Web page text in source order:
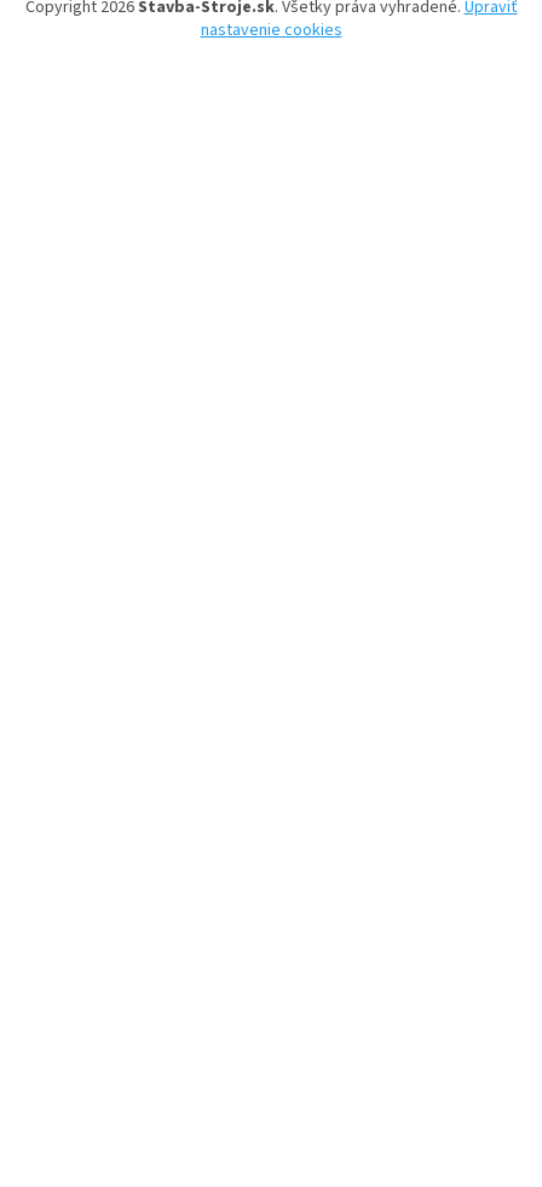
Copyright 2026Stavba-Stroje.sk. Všetky práva vyhradené.Upraviť
nastavenie cookies